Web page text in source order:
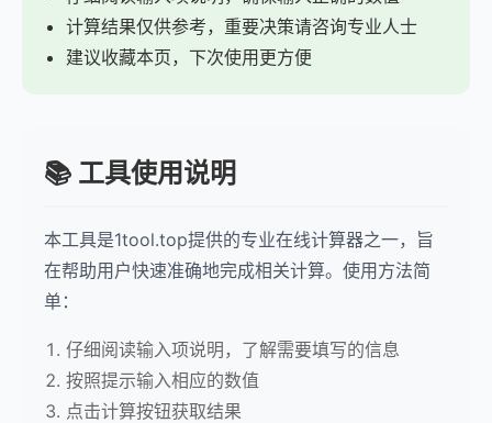
计算结果仅供参考，重要决策请咨询专业人士
建议收藏本页，下次使用更方便
📚 工具使用说明
本工具是1tool.top提供的专业在线计算器之一，旨
在帮助用户快速准确地完成相关计算。使用方法简
单：
仔细阅读输入项说明，了解需要填写的信息
按照提示输入相应的数值
点击计算按钮获取结果